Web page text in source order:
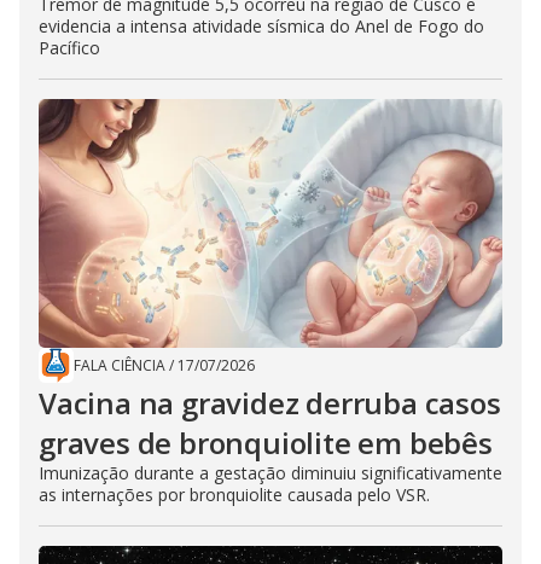
evidencia a intensa atividade sísmica do Anel de Fogo do
Pacífico
FALA CIÊNCIA/ 17/07/2026
Vacina na gravidez derruba casos
graves de bronquiolite em bebês
Imunização durante a gestação diminuiu significativamente
as internações por bronquiolite causada pelo VSR.